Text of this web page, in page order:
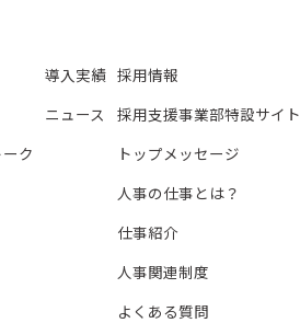
ク
導入実績
ニュース
採用情報
採用支援事業部特設サイト
トップメッセージ
人事の仕事とは？
仕事紹介
人事関連制度
よくある質問